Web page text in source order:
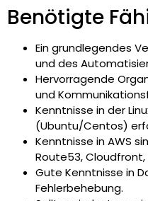
Benötigte
Ein grundlegendes
und des
Hervorragende
und
Kenntnisse in der
(Ubuntu/Centos)
Kenntnisse in AWS
Route53, Cloudfront,
Gute Kenntnisse in
Fehlerbehebung.